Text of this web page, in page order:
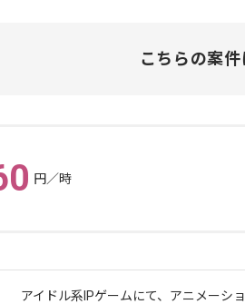
こちらの案
円／時
アイドル系IPゲームにて、アニメーシ